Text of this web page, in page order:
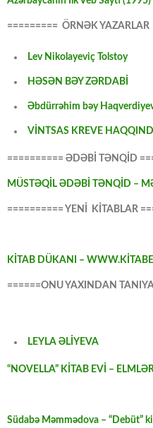
========= ÖRNƏK YAZARLAR
Lev Nikolayeviç Tolstoy
HƏSƏN BƏY ZƏRDABİ
Əbdürrəhim bəy
VİNTSAS KREVE
========== ƏDƏBİ TƏNQİD
MÜSTƏQİL ƏDƏBİ TƏNQİD –
========== YENİ KİTABLAR
KİTAB DÜKANI –
======ONU YAXINDAN
LEYLA ƏLİYEVA
“NOVELLA” KİTAB EVİ –
Südabə Məmmədova – “Debüt”